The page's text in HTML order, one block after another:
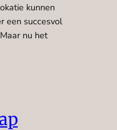
kunnen
een succesvol
nu het